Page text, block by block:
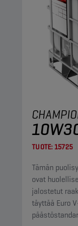
TUOTE: 15725
Tämän
ovat
jalostetut
täyttää Euro